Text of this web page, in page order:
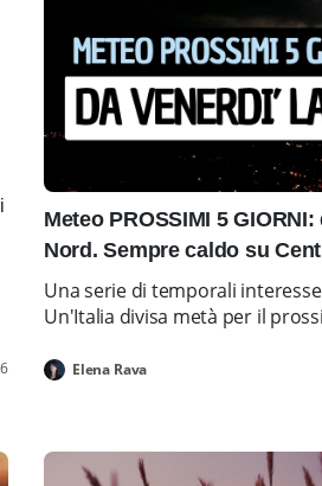
Meteo PROSSIMI 5
Nord. Sempre caldo su
Una serie di temporali
Un'Italia divisa metà per il
Elena Rava